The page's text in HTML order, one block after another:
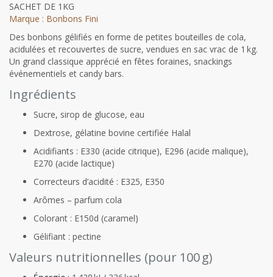
SACHET DE 1KG
Marque : Bonbons Fini
Des bonbons gélifiés en forme de petites bouteilles de cola,
acidulées et recouvertes de sucre, vendues en sac vrac de 1 kg.
Un grand classique apprécié en fêtes foraines, snackings
événementiels et candy bars.
Ingrédients
Sucre, sirop de glucose, eau
Dextrose, gélatine bovine certifiée Halal
Acidifiants : E330 (acide citrique), E296 (acide malique),
E270 (acide lactique)
Correcteurs d’acidité : E325, E350
Arômes – parfum cola
Colorant : E150d (caramel)
Gélifiant : pectine
Valeurs nutritionnelles (pour 100 g)